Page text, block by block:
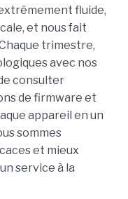
fluide,
et nous fait
trimestre,
avec nos
consulter
de firmware et
appareil en un
sommes
et mieux
service à la